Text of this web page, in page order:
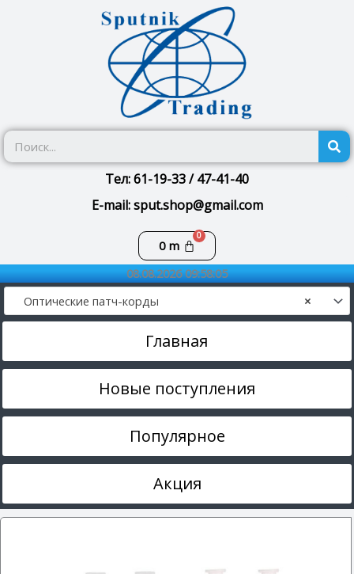
Тел: 61-19-33 / 47-41-40
E-mail: sput.shop@gmail.com
0m
Корзина
08.08.2026 09:58:05
×
Оптические патч-корды
Главная
Новые поступления
Популярное
Акция